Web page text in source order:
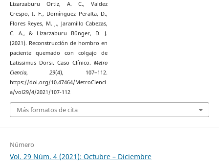
Lizarzaburu Ortiz, A. C., Valdez
Crespo, I. F., Domínguez Peralta, D.,
Flores Reyes, M. J., Jaramillo Cabezas,
C. A., & Lizarzaburu Bünger, D. J.
(2021). Reconstrucción de hombro en
paciente quemado con colgajo de
Latissimus Dorsi. Caso Clínico. Metro
Ciencia,29(4), 107–112.
https://doi.org/10.47464/MetroCienci
a/vol29/4/2021/107-112
Más formatos de cita
Número
Vol. 29 Núm. 4 (2021): Octubre – Diciembre